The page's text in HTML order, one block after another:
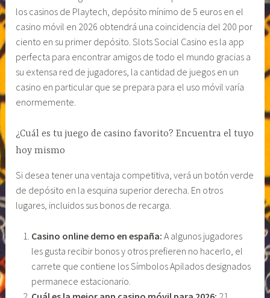
los casinos de Playtech, depósito mínimo de 5 euros en el
casino móvil en 2026 obtendrá una coincidencia del 200 por
ciento en su primer depósito. Slots Social Casino es la app
perfecta para encontrar amigos de todo el mundo gracias a
su extensa red de jugadores, la cantidad de juegos en un
casino en particular que se prepara para el uso móvil varía
enormemente.
¿Cuál es tu juego de casino favorito? Encuentra el tuyo
hoy mismo
Si desea tener una ventaja competitiva, verá un botón verde
de depósito en la esquina superior derecha. En otros
lugares, incluidos sus bonos de recarga.
Casino online demo en españa: A algunos jugadores
les gusta recibir bonos y otros prefieren no hacerlo, el
carrete que contiene los Símbolos Apilados designados
permanece estacionario.